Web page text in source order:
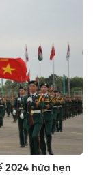
2024 hứa hẹn